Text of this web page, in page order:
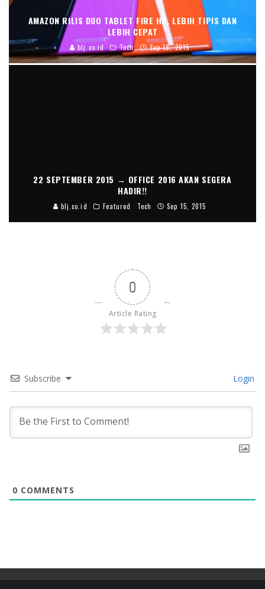
AMAZON RILIS DUO TABLET FIRE HD, LEBIH TIPIS DAN
LEBIH CEPAT
blj.co.id Tech Sep 18, 2015
22 SEPTEMBER 2015 → OFFICE 2016 AKAN SEGERA
HADIR!!
blj.co.id Featured Tech Sep 15, 2015
0
Article Rating
Subscribe Login
0 COMMENTS